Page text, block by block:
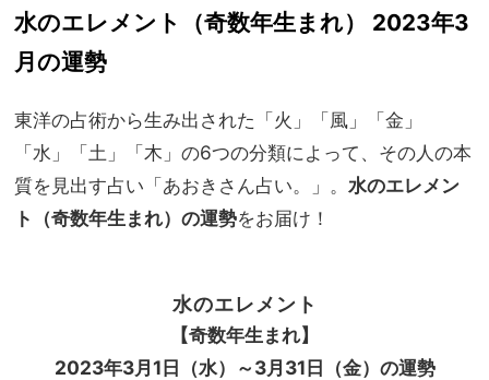
記憶
に一
【極
上の
家族
旅】
を
下半
る」
メン
水のエレメント（奇数年生まれ） 2023年3
月の運勢
東洋の占術から生み出された「火」「風」「金」
「水」「土」「木」の6つの分類によって、その人の本
質を見出す占い「あおきさん占い。」。 水のエレメン
ト（奇数年生まれ）の運勢をお届け！
水のエレメント
【奇数年生まれ】
2023年3月1日（水）～3月31日（金）の運勢